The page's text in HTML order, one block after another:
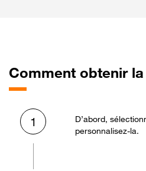
Comment obtenir
1
D’abord,
personnalisez-la.